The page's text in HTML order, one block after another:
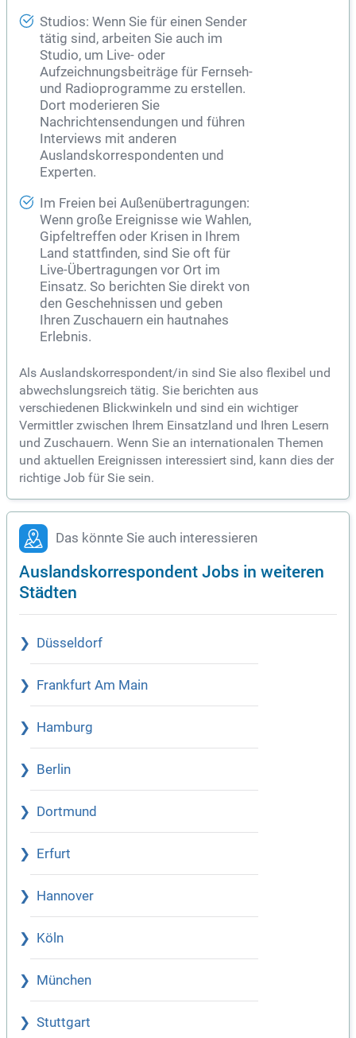
Studios: Wenn Sie für einen Sender
tätig sind, arbeiten Sie auch im
Studio, um Live- oder
Aufzeichnungsbeiträge für Fernseh-
und Radioprogramme zu erstellen.
Dort moderieren Sie
Nachrichtensendungen und führen
Interviews mit anderen
Auslandskorrespondenten und
Experten.
Im Freien bei Außenübertragungen:
Wenn große Ereignisse wie Wahlen,
Gipfeltreffen oder Krisen in Ihrem
Land stattfinden, sind Sie oft für
Live-Übertragungen vor Ort im
Einsatz. So berichten Sie direkt von
den Geschehnissen und geben
Ihren Zuschauern ein hautnahes
Erlebnis.
Als Auslandskorrespondent/in sind Sie also flexibel und
abwechslungsreich tätig. Sie berichten aus
verschiedenen Blickwinkeln und sind ein wichtiger
Vermittler zwischen Ihrem Einsatzland und Ihren Lesern
und Zuschauern. Wenn Sie an internationalen Themen
und aktuellen Ereignissen interessiert sind, kann dies der
richtige Job für Sie sein.
Das könnte Sie auch interessieren
Auslandskorrespondent Jobs in weiteren
Städten
Düsseldorf
Frankfurt Am Main
Hamburg
Berlin
Dortmund
Erfurt
Hannover
Köln
München
Stuttgart